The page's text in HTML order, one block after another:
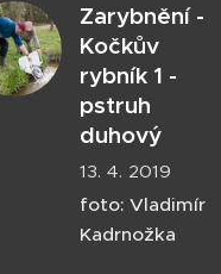
Zarybnění -
Kočkův
rybník 1 -
pstruh
duhový
13. 4. 2019
foto: Vladimír
Kadrnožka